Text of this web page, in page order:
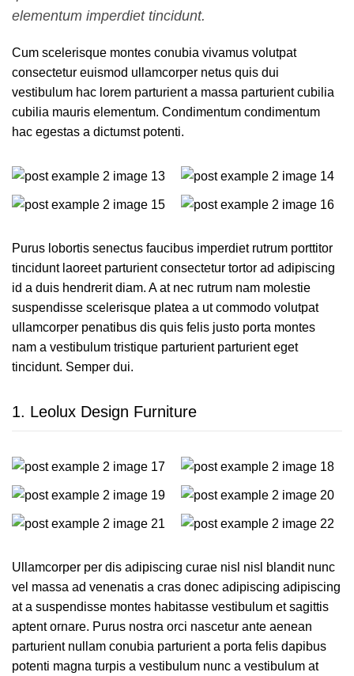
elementum imperdiet tincidunt.
Cum scelerisque montes conubia vivamus volutpat
consectetur euismod ullamcorper netus quis dui
vestibulum hac lorem parturient a massa parturient cubilia
cubilia mauris elementum. Condimentum condimentum
hac egestas a dictumst potenti.
Purus lobortis senectus faucibus imperdiet rutrum porttitor
tincidunt laoreet parturient consectetur tortor ad adipiscing
id a duis hendrerit diam. A at nec rutrum nam molestie
suspendisse scelerisque platea a ut commodo volutpat
ullamcorper penatibus dis quis felis justo porta montes
nam a vestibulum tristique parturient parturient eget
tincidunt. Semper dui.
1. Leolux Design Furniture
Ullamcorper per dis adipiscing curae nisl nisl blandit nunc
vel massa ad venenatis a cras donec adipiscing adipiscing
at a suspendisse montes habitasse vestibulum et sagittis
aptent ornare. Purus nostra orci nascetur ante aenean
parturient nullam conubia parturient a porta felis dapibus
potenti magna turpis a vestibulum nunc a vestibulum at